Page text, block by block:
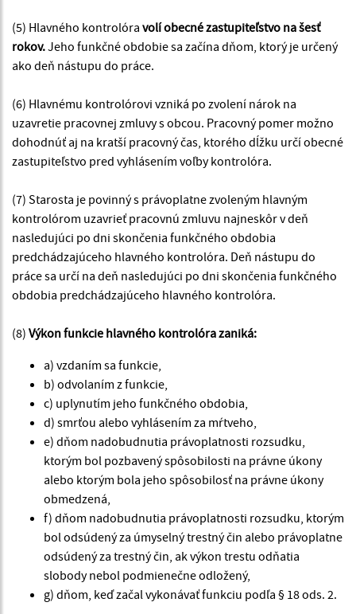
(5) Hlavného kontrolóra volí obecné zastupiteľstvo na šesť
rokov.Jeho funkčné obdobie sa začína dňom, ktorý je určený
ako deň nástupu do práce.
(6) Hlavnému kontrolórovi vzniká po zvolení nárok na
uzavretie pracovnej zmluvy s obcou. Pracovný pomer možno
dohodnúť aj na kratší pracovný čas, ktorého dĺžku určí obecné
zastupiteľstvo pred vyhlásením voľby kontrolóra.
(7) Starosta je povinný s právoplatne zvoleným hlavným
kontrolórom uzavrieť pracovnú zmluvu najneskôr v deň
nasledujúci po dni skončenia funkčného obdobia
predchádzajúceho hlavného kontrolóra. Deň nástupu do
práce sa určí na deň nasledujúci po dni skončenia funkčného
obdobia predchádzajúceho hlavného kontrolóra.
(8) Výkon funkcie hlavného kontrolóra zaniká:
a) vzdaním sa funkcie,
b) odvolaním z funkcie,
c) uplynutím jeho funkčného obdobia,
d) smrťou alebo vyhlásením za mŕtveho,
e) dňom nadobudnutia právoplatnosti rozsudku,
ktorým bol pozbavený spôsobilosti na právne úkony
alebo ktorým bola jeho spôsobilosť na právne úkony
obmedzená,
f) dňom nadobudnutia právoplatnosti rozsudku, ktorým
bol odsúdený za úmyselný trestný čin alebo právoplatne
odsúdený za trestný čin, ak výkon trestu odňatia
slobody nebol podmienečne odložený,
g) dňom, keď začal vykonávať funkciu podľa § 18 ods. 2.